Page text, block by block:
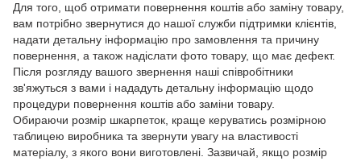
Для того, щоб отримати повернення коштів або заміну товару,
вам потрібно звернутися до нашої служби підтримки клієнтів,
надати детальну інформацію про замовлення та причину
повернення, а також надіслати фото товару, що має дефект.
Після розгляду вашого звернення наші співробітники
зв'яжуться з вами і нададуть детальну інформацію щодо
процедури повернення коштів або заміни товару.
Обираючи розмір шкарпеток, краще керуватись розмірною
таблицею виробника та звернути увагу на властивості
матеріалу, з якого вони виготовлені. Зазвичай, якщо розмір